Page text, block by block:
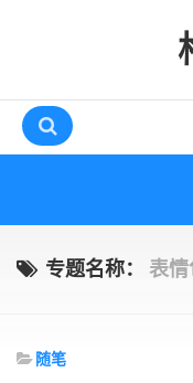
互动
专题名称： 表情
随笔